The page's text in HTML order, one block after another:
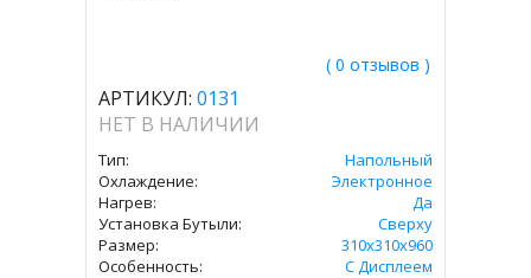
( 0 отзывов )
АРТИКУЛ: 0131
НЕТ В НАЛИЧИИ
Тип:
Напольный
Охлаждение:
Электронное
Нагрев:
Да
Установка Бутыли:
Сверху
Размер:
310х310х960
Особенность:
С Дисплеем